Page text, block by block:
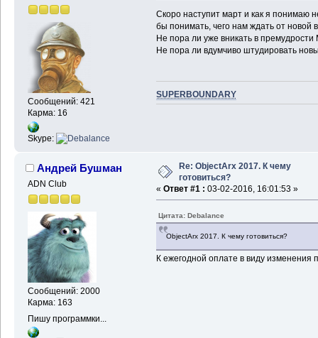
Сообщений: 421
Карма: 16
Skype:
Скоро наступит март и как я понимаю
бы понимать, чего нам ждать от новой
Не пора ли уже вникать в премудрости
Не пора ли вдумчиво штудировать
SUPERBOUNDARY
Андрей Бушман
ADN Club
Сообщений: 2000
Карма: 163
Пишу программки...
Re: ObjectArx 2017. К чему
готовиться?
« Ответ #1 : 03-02-2016, 16:01:53 »
Цитата: Debalance
ObjectArx 2017. К чему готовиться?
К ежегодной оплате в виду изменения